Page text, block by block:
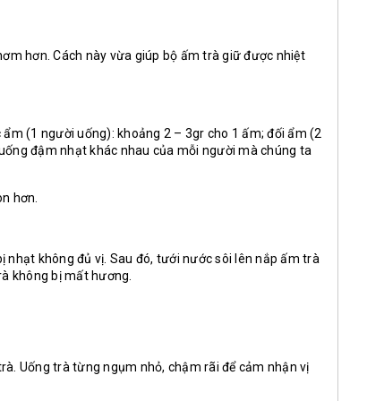
hơn. Cách này vừa giúp bộ ấm trà giữ được nhiệt
(1 người uống): khoảng 2 – 3gr cho 1 ấm; đối ẩm (2
đậm nhạt khác nhau của mỗi người mà chúng ta
hơn.
không đủ vị. Sau đó, tưới nước sôi lên nắp ấm trà
không bị mất hương.
Uống trà từng ngụm nhỏ, chậm rãi để cảm nhận vị